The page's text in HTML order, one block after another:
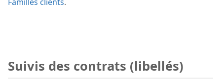
Suivis des contrats (libellés)